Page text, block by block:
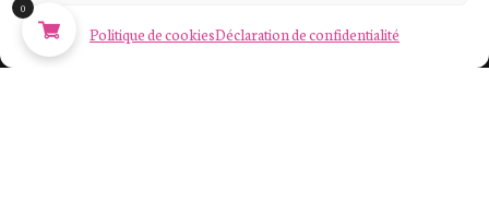
Politique de cookiesDéclaration de confidentialité
Retours et échanges
0